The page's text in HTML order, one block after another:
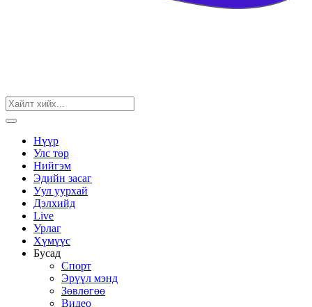
Нүүр
Улс төр
Нийгэм
Эдийн засаг
Уул уурхай
Дэлхийд
Live
Урлаг
Хүмүүс
Бусад
Спорт
Эрүүл мэнд
Зөвлөгөө
Видео